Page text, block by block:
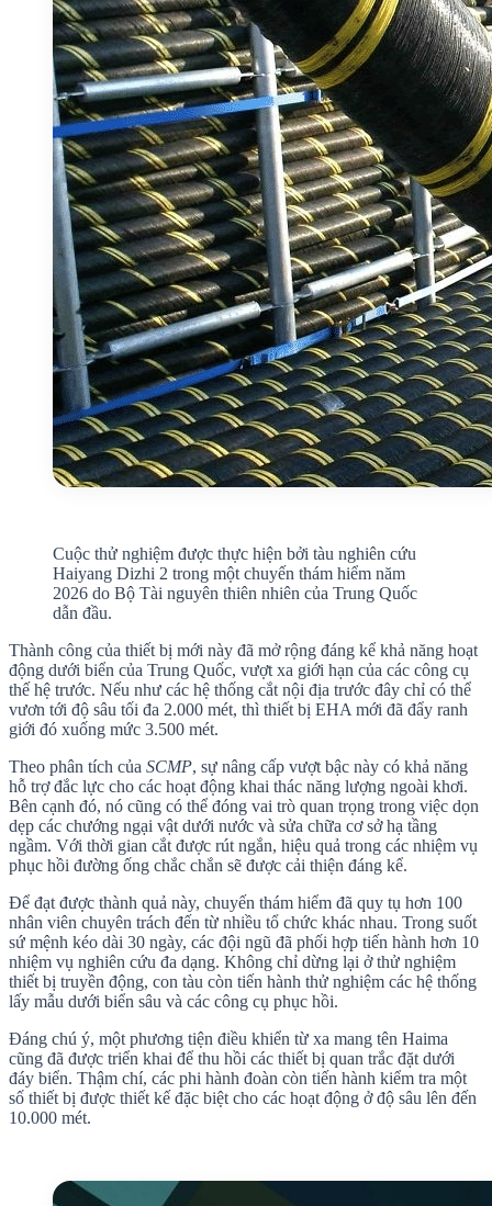
Cuộc thử nghiệm được thực hiện bởi tàu nghiên cứu
Haiyang Dizhi 2 trong một chuyến thám hiểm năm
2026 do Bộ Tài nguyên thiên nhiên của Trung Quốc
dẫn đầu.
Thành công của thiết bị mới này đã mở rộng đáng kể khả năng hoạt
động dưới biển của Trung Quốc, vượt xa giới hạn của các công cụ
thế hệ trước. Nếu như các hệ thống cắt nội địa trước đây chỉ có thể
vươn tới độ sâu tối đa 2.000 mét, thì thiết bị EHA mới đã đẩy ranh
giới đó xuống mức 3.500 mét.
Theo phân tích của SCMP, sự nâng cấp vượt bậc này có khả năng
hỗ trợ đắc lực cho các hoạt động khai thác năng lượng ngoài khơi.
Bên cạnh đó, nó cũng có thể đóng vai trò quan trọng trong việc dọn
dẹp các chướng ngại vật dưới nước và sửa chữa cơ sở hạ tầng
ngầm. Với thời gian cắt được rút ngắn, hiệu quả trong các nhiệm vụ
phục hồi đường ống chắc chắn sẽ được cải thiện đáng kể.
Để đạt được thành quả này, chuyến thám hiểm đã quy tụ hơn 100
nhân viên chuyên trách đến từ nhiều tổ chức khác nhau. Trong suốt
sứ mệnh kéo dài 30 ngày, các đội ngũ đã phối hợp tiến hành hơn 10
nhiệm vụ nghiên cứu đa dạng. Không chỉ dừng lại ở thử nghiệm
thiết bị truyền động, con tàu còn tiến hành thử nghiệm các hệ thống
lấy mẫu dưới biển sâu và các công cụ phục hồi.
Đáng chú ý, một phương tiện điều khiển từ xa mang tên Haima
cũng đã được triển khai để thu hồi các thiết bị quan trắc đặt dưới
đáy biển. Thậm chí, các phi hành đoàn còn tiến hành kiểm tra một
số thiết bị được thiết kế đặc biệt cho các hoạt động ở độ sâu lên đến
10.000 mét.